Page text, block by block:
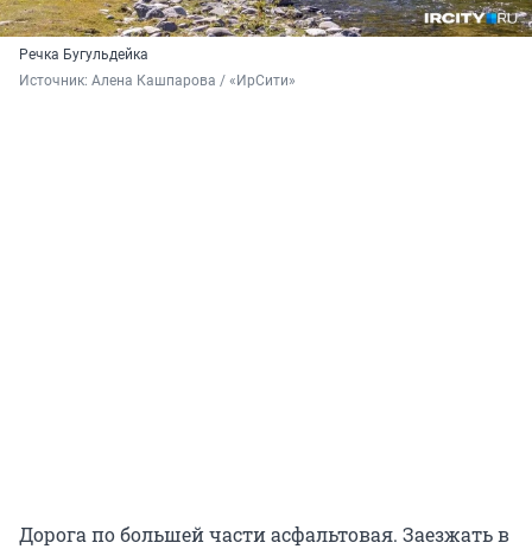
Речка Бугульдейка
Источник: Алена Кашпарова / «ИрСити»
Дорога по большей части асфальтовая. Заезжать в